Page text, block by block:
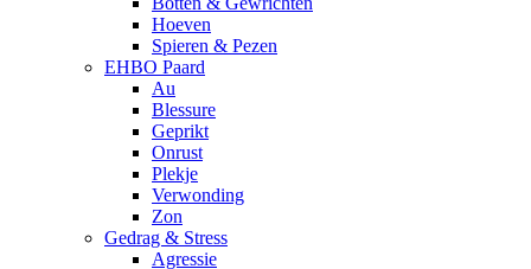
Hoeven
Spieren & Pezen
EHBO Paard
Au
Blessure
Geprikt
Onrust
Plekje
Verwonding
Zon
Gedrag & Stress
Agressie